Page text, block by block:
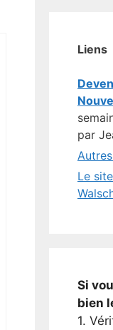
Liens
par
Le
Si
bien
1.